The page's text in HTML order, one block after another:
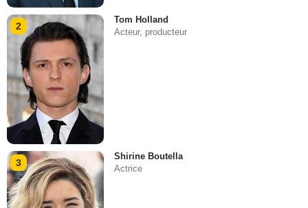
2
Tom Holland
Acteur, producteur
3
Shirine Boutella
Actrice